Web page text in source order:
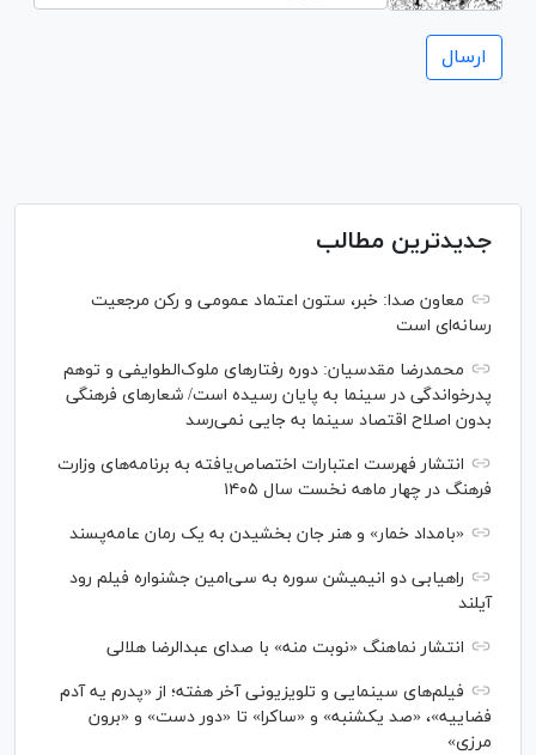
جدیدترین مطالب
معاون صدا: خبر، ستون اعتماد عمومی و رکن مرجعیت
رسانه‌ای است
محمدرضا مقدسیان: دوره رفتارهای ملوک‌الطوایفی و توهم
پدرخواندگی در سینما به پایان رسیده است/ شعارهای فرهنگی
بدون اصلاح اقتصاد سینما به جایی نمی‌رسد
انتشار فهرست اعتبارات اختصاص‌یافته به برنامه‌های وزارت
فرهنگ در چهار ماهه نخست سال ۱۴۰۵
«بامداد خمار» و هنر جان بخشیدن به یک رمان عامه‌پسند
راهیابی دو انیمیشن سوره به سی‌امین جشنواره فیلم رود
آیلند
انتشار نماهنگ «نوبت منه» با صدای عبدالرضا هلالی
فیلم‌های سینمایی و تلویزیونی آخر هفته؛ از «پدرم یه آدم
فضاییه»، «صد یکشنبه» و «ساکرا» تا «دور دست» و «برون
مرزی»